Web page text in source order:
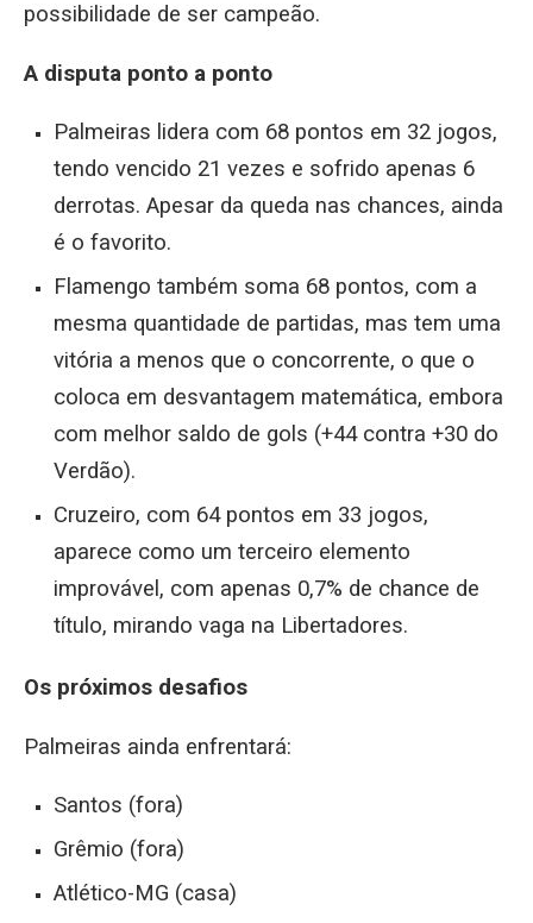
possibilidade de ser campeão.
A disputa ponto a ponto
Palmeiras lidera com 68 pontos em 32 jogos,
tendo vencido 21 vezes e sofrido apenas 6
derrotas. Apesar da queda nas chances, ainda
é o favorito.
Flamengo também soma 68 pontos, com a
mesma quantidade de partidas, mas tem uma
vitória a menos que o concorrente, o que o
coloca em desvantagem matemática, embora
com melhor saldo de gols (+44 contra +30 do
Verdão).
Cruzeiro, com 64 pontos em 33 jogos,
aparece como um terceiro elemento
improvável, com apenas 0,7% de chance de
título, mirando vaga na Libertadores.
Os próximos desafios
Palmeiras ainda enfrentará:
Santos (fora)
Grêmio (fora)
Atlético-MG (casa)